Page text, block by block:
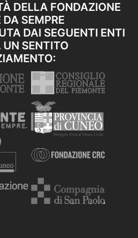
DELLA FONDAZIONE
DA SEMPRE
DAI SEGUENTI ENTI
UN SENTITO